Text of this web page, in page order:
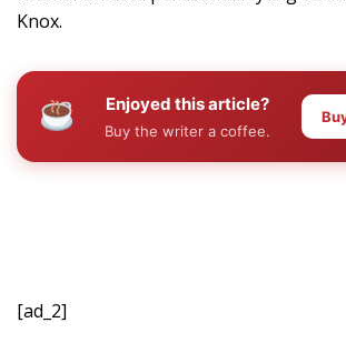
Knox.
Enjoyed this article?
Buy the writer a coffee.
[ad_2]